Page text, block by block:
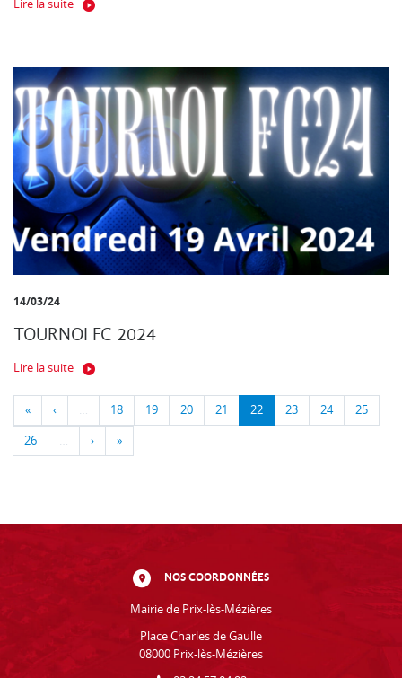
Lire la suite
14/03/24
TOURNOI FC 2024
Lire la suite
« ‹ … 18 19 20 21 22 23 24 25
26 … › »
NOS COORDONNÉES
Mairie de Prix-lès-Mézières
Place Charles de Gaulle
08000 Prix-lès-Mézières